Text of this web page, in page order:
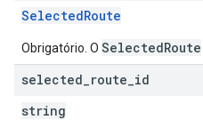
SelectedRoute
Obrigatório. O SelectedRoute
selected route id
string